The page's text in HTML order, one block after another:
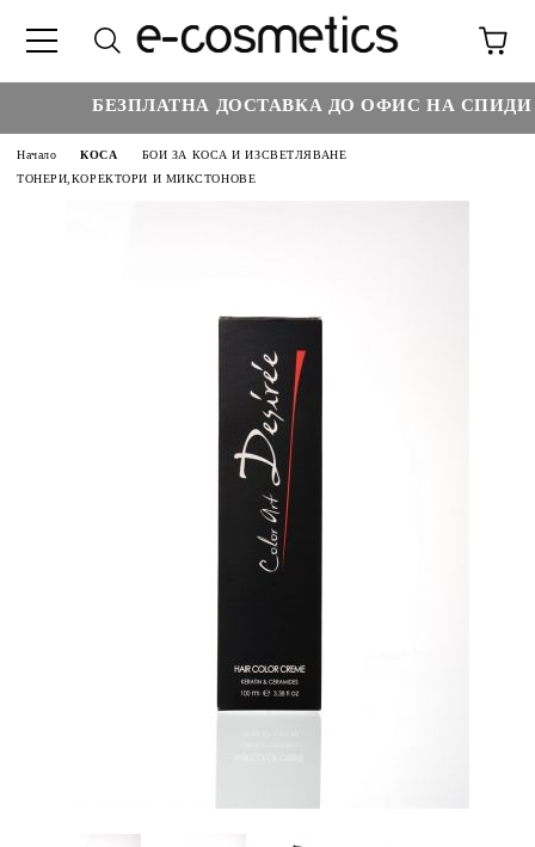
БЕЗПЛАТНА ДОСТАВКА ДО ОФИС НА СПИДИ
Начало КОСА
БОИ ЗА КОСА И ИЗСВЕТЛЯВАНЕ
ТОНЕРИ,КОРЕКТОРИ И МИКСТОНОВЕ